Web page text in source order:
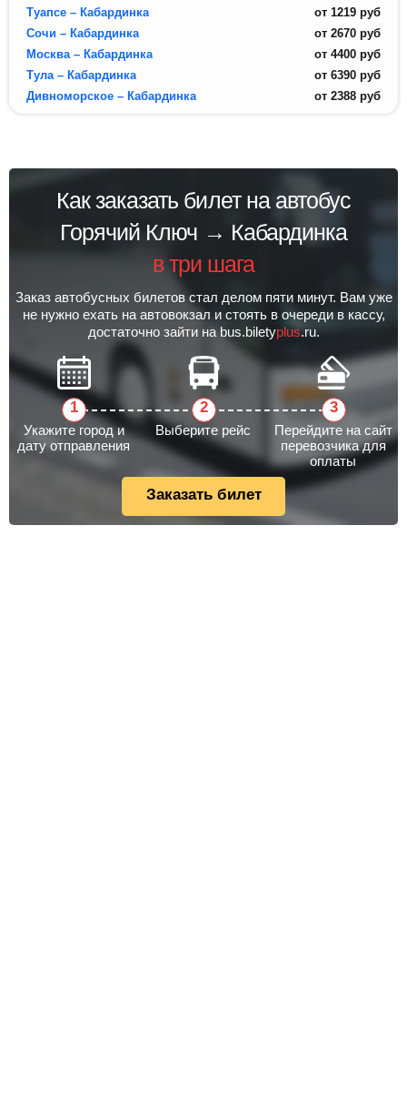
Туапсе – Кабардинка
от 1219 руб
Сочи – Кабардинка
от 2670 руб
Москва – Кабардинка
от 4400 руб
Тула – Кабардинка
от 6390 руб
Дивноморское – Кабардинка
от 2388 руб
Как заказать билет на автобус
Горячий Ключ → Кабардинка
в три шага
Заказ автобусных билетов стал делом пяти минут. Вам уже
не нужно ехать на автовокзал и стоять в очереди в кассу,
достаточно зайти на bus.biletyplus.ru.
Укажите город и
дату отправления
Выберите рейс
Перейдите на сайт
перевозчика для
оплаты
Заказать билет